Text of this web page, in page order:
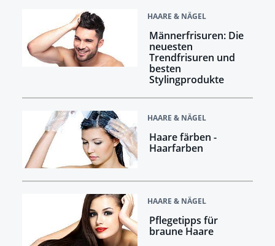
HAARE & NÄGEL
Männerfrisuren: Die
neuesten
Trendfrisuren und
besten
Stylingprodukte
HAARE & NÄGEL
Haare färben -
Haarfarben
HAARE & NÄGEL
Pflegetipps für
braune Haare